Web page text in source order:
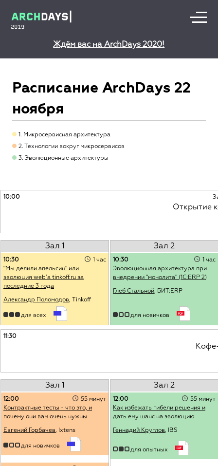
Расписание ArchDays 22
ноября
1. Микросервисная архитектура
2. Технологии вокруг микросервисов
3. Эволюционные архитектуры
10:00
Открытие
Зал 1
10:30
1 час
"Мы делили апельсин" или
эволюция web’а tinkoff.ru за
последние 3 года
Александр Поломодов, Tinkoff
для всех
Зал 2
10:30
1 час
Эволюционная архитектура при
внедрении "монолита" (1С:ERP 2)
Глеб Стальной, БИТ:ERP
для новичков
11:30
Зал 1
12:00
55 минут
Контрактные тесты - что это, и
почему они вам очень нужны
Евгений Горбачев, Ixtens
для новичков
Зал 2
12:00
55 минут
Как избежать гибели решения и
дать ему шанс на эволюцию
Геннадий Круглов, IBS
для опытных
Ждём вас на ArchDays 2020!